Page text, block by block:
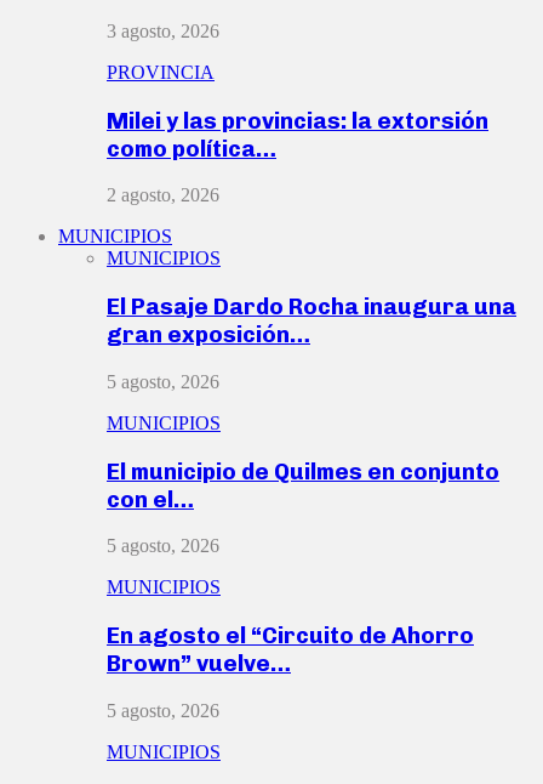
3 agosto, 2026
PROVINCIA
Milei y las provincias: la extorsión
como política…
2 agosto, 2026
MUNICIPIOS
MUNICIPIOS
El Pasaje Dardo Rocha inaugura una
gran exposición…
5 agosto, 2026
MUNICIPIOS
El municipio de Quilmes en conjunto
con el…
5 agosto, 2026
MUNICIPIOS
En agosto el “Circuito de Ahorro
Brown” vuelve…
5 agosto, 2026
MUNICIPIOS